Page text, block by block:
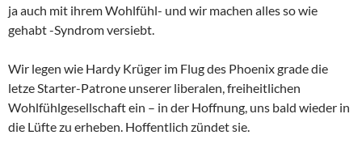
ja auch mit ihrem Wohlfühl- und wir machen alles so wie
gehabt -Syndrom versiebt.
Wir legen wie Hardy Krüger im Flug des Phoenix grade die
letze Starter-Patrone unserer liberalen, freiheitlichen
Wohlfühlgesellschaft ein – in der Hoffnung, uns bald wieder in
die Lüfte zu erheben. Hoffentlich zündet sie.